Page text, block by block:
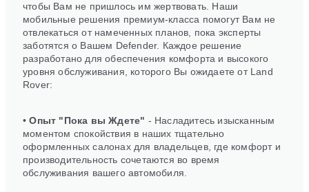
чтобы Вам не пришлось им жертвовать. Наши
мобильные решения премиум-класса помогут Вам не
отвлекаться от намеченных планов, пока эксперты
заботятся о Вашем Defender. Каждое решение
разработано для обеспечения комфорта и высокого
уровня обслуживания, которого Вы ожидаете от Land
Rover:
•Опыт "Пока вы Ждете" - Насладитесь изысканным
моментом спокойствия в наших тщательно
оформленных салонах для владельцев, где комфорт и
производительность сочетаются во время
обслуживания вашего автомобиля.